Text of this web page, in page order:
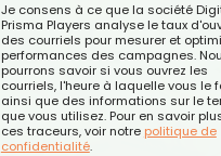
Je consens à ce que la société
Prisma Players analyse le taux
des courriels pour mesurer et
performances des campagnes.
pourrons savoir si vous ouvrez les
courriels, l'heure à laquelle vous le
ainsi que des informations sur le
que vous utilisez. Pour en savoir
ces traceurs, voir notre politique de
confidentialité.